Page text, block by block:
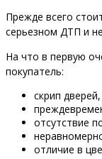
Прежде всего
серьезном ДТП и
На что в первую
покупатель:
скрип дверей,
отсутствие
отличие в